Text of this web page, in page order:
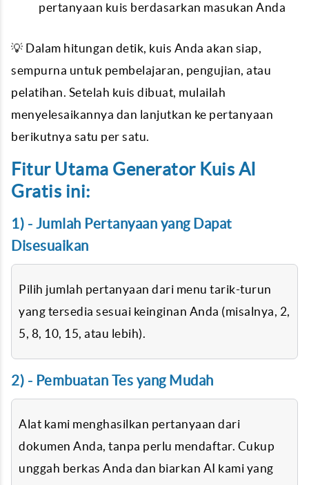
pertanyaan kuis berdasarkan masukan Anda
💡 Dalam hitungan detik, kuis Anda akan siap,
sempurna untuk pembelajaran, pengujian, atau
pelatihan. Setelah kuis dibuat, mulailah
menyelesaikannya dan lanjutkan ke pertanyaan
berikutnya satu per satu.
Fitur Utama Generator Kuis AI
Gratis ini:
1) - Jumlah Pertanyaan yang Dapat
Disesuaikan
Pilih jumlah pertanyaan dari menu tarik-turun
yang tersedia sesuai keinginan Anda (misalnya, 2,
5, 8, 10, 15, atau lebih).
2) - Pembuatan Tes yang Mudah
Alat kami menghasilkan pertanyaan dari
dokumen Anda, tanpa perlu mendaftar. Cukup
unggah berkas Anda dan biarkan AI kami yang